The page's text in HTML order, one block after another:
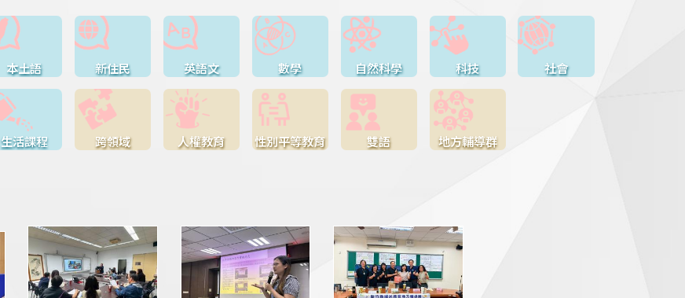
本土語 新住民 英語文 數學 自然科學 科技 社會
生活課程 跨領域 人權教育 性別平等教育 雙語 地方輔導群